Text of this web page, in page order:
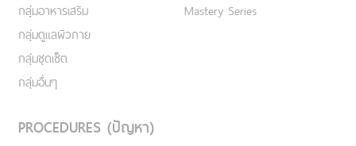
กลุ่มอาหารเสริม
กลุ่มดูแลผิวกาย
กลุ่มชุดเซ็ต
กลุ่มอื่นๆ
Mastery Series
PROCEDURES (ปัญหา)